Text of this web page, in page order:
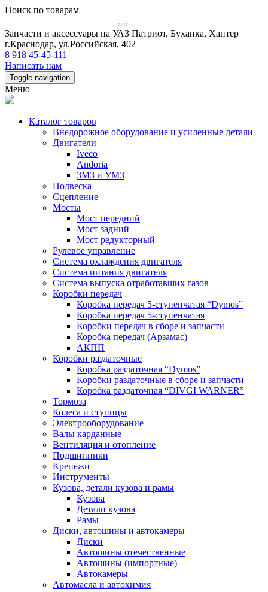
Поиск по товарам
Запчасти и аксессуары на УАЗ Патриот, Буханка, Хантер
г.Краснодар, ул.Российская, 402
8 918 45-45-111
Написать нам
Toggle navigation
Меню
Каталог товаров
Внедорожное оборудование и усиленные детали
Двигатели
Iveco
Andoria
ЗМЗ и УМЗ
Подвеска
Сцепление
Мосты
Мост передний
Мост задний
Мост редукторный
Рулевое управление
Система охлаждения двигателя
Система питания двигателя
Система выпуска отработавших газов
Коробки передач
Коробка передач 5-ступенчатая “Dymos”
Коробка передач 5-ступенчатая
Коробки передач в сборе и запчасти
Коробка передач (Арзамас)
АКПП
Коробки раздаточные
Коробка раздаточная “Dymos”
Коробки раздаточные в сборе и запчасти
Коробка раздаточная “DIVGI WARNER”
Тормоза
Колеса и ступицы
Электрооборудование
Валы карданные
Вентиляция и отопление
Подшипники
Крепежи
Инструменты
Кузова, детали кузова и рамы
Кузова
Детали кузова
Рамы
Диски, автошины и автокамеры
Диски
Автошины отечественные
Автошины (импортные)
Автокамеры
Автомасла и автохимия